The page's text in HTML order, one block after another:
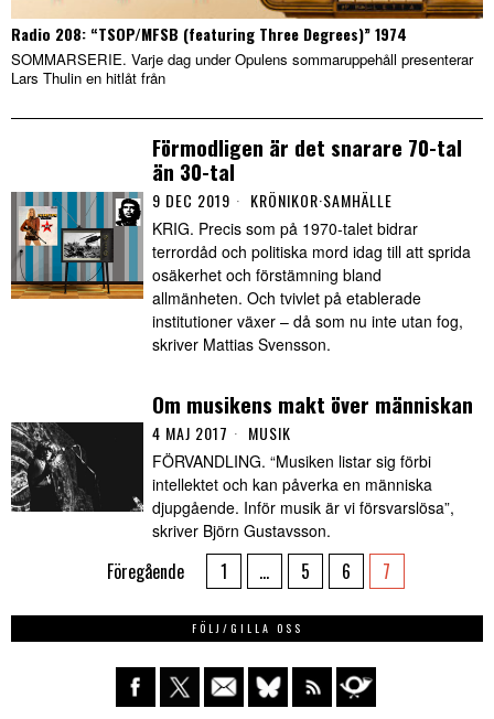
Radio 208: “TSOP/MFSB (featuring Three Degrees)” 1974
SOMMARSERIE. Varje dag under Opulens sommaruppehåll presenterar
Lars Thulin en hitlåt från
Förmodligen är det snarare 70-tal
än 30-tal
9 DEC 2019 KRÖNIKOR·SAMHÄLLE
KRIG. Precis som på 1970-talet bidrar
terrordåd och politiska mord idag till att sprida
osäkerhet och förstämning bland
allmänheten. Och tvivlet på etablerade
institutioner växer – då som nu inte utan fog,
skriver Mattias Svensson.
Om musikens makt över människan
4 MAJ 2017 MUSIK
FÖRVANDLING. “Musiken listar sig förbi
intellektet och kan påverka en människa
djupgående. Inför musik är vi försvarslösa”,
skriver Björn Gustavsson.
Föregående 1 … 5 6 7
FÖLJ/GILLA OSS